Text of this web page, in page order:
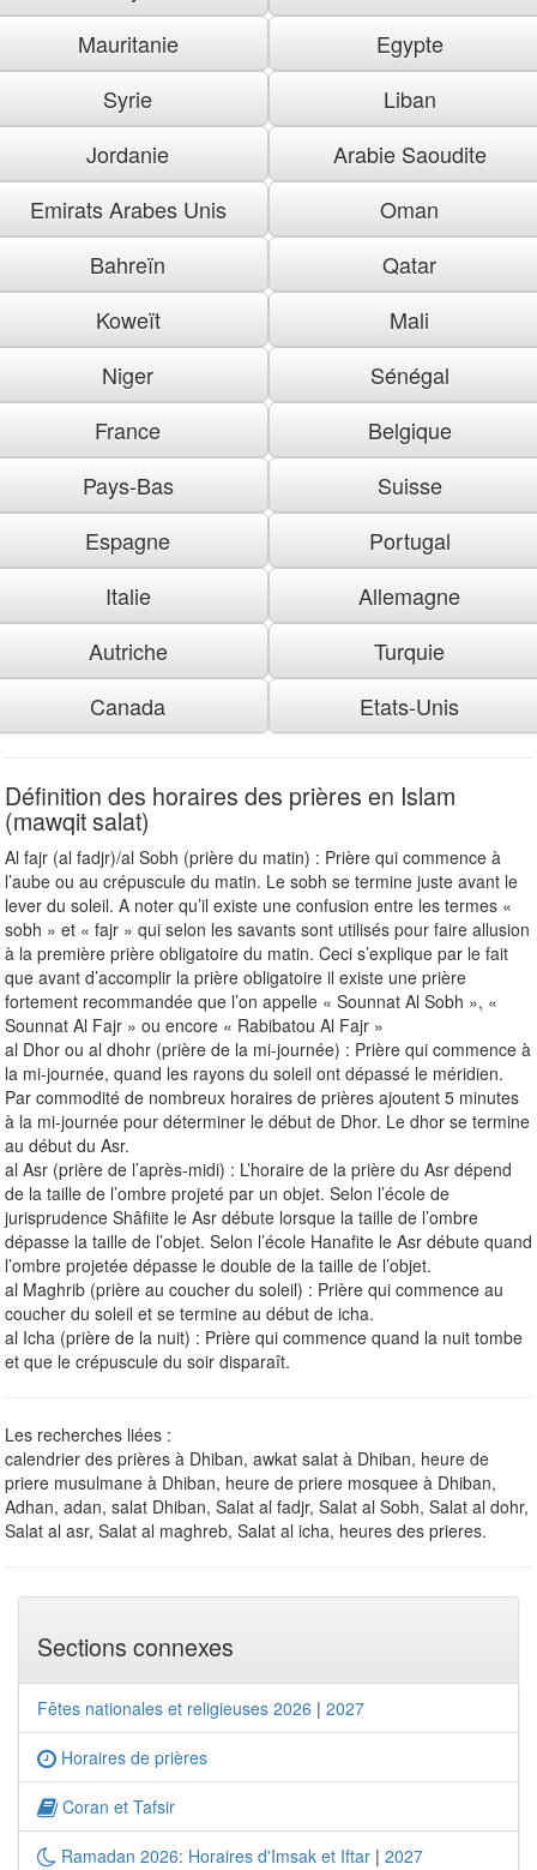
Mauritanie
Egypte
Syrie
Liban
Jordanie
Arabie Saoudite
Emirats Arabes Unis
Oman
Bahreïn
Qatar
Koweït
Mali
Niger
Sénégal
France
Belgique
Pays-Bas
Suisse
Espagne
Portugal
Italie
Allemagne
Autriche
Turquie
Canada
Etats-Unis
Définition des horaires des prières en Islam
(mawqit salat)
Al fajr (al fadjr)/al Sobh (prière du matin) : Prière qui commence à
l’aube ou au crépuscule du matin. Le sobh se termine juste avant le
lever du soleil. A noter qu’il existe une confusion entre les termes «
sobh » et « fajr » qui selon les savants sont utilisés pour faire allusion
à la première prière obligatoire du matin. Ceci s’explique par le fait
que avant d’accomplir la prière obligatoire il existe une prière
fortement recommandée que l’on appelle « Sounnat Al Sobh », «
Sounnat Al Fajr » ou encore « Rabibatou Al Fajr »
al Dhor ou al dhohr (prière de la mi-journée) : Prière qui commence à
la mi-journée, quand les rayons du soleil ont dépassé le méridien.
Par commodité de nombreux horaires de prières ajoutent 5 minutes
à la mi-journée pour déterminer le début de Dhor. Le dhor se termine
au début du Asr.
al Asr (prière de l’après-midi) : L’horaire de la prière du Asr dépend
de la taille de l’ombre projeté par un objet. Selon l’école de
jurisprudence Shâfiite le Asr débute lorsque la taille de l’ombre
dépasse la taille de l’objet. Selon l’école Hanafite le Asr débute quand
l’ombre projetée dépasse le double de la taille de l’objet.
al Maghrib (prière au coucher du soleil) : Prière qui commence au
coucher du soleil et se termine au début de icha.
al Icha (prière de la nuit) : Prière qui commence quand la nuit tombe
et que le crépuscule du soir disparaît.
Les recherches liées :
calendrier des prières à Dhiban, awkat salat à Dhiban, heure de
priere musulmane à Dhiban, heure de priere mosquee à Dhiban,
Adhan, adan, salat Dhiban, Salat al fadjr, Salat al Sobh, Salat al dohr,
Salat al asr, Salat al maghreb, Salat al icha, heures des prieres.
Sections connexes
Fêtes nationales et religieuses 2026 | 2027
Horaires de prières
Coran et Tafsir
Ramadan 2026: Horaires d'Imsak et Iftar | 2027